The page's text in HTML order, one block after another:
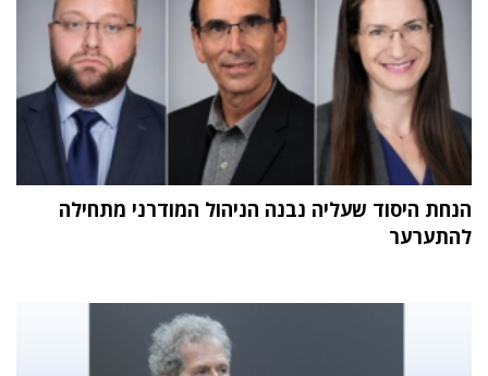
הנחת היסוד שעליה נבנה הניהול המודרני מתחילה
להתערער